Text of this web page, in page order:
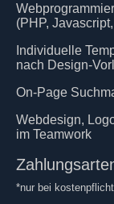
(PHP,
Individuelle
nach Design-
On-Page
Webdesign,
im Teamwork
*nur bei